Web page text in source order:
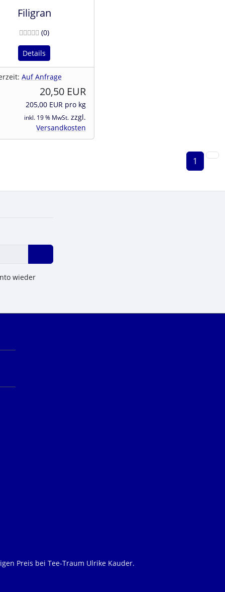
Filigran
(0Bewertungen
)
Details
Auf Anfrage
20,50 EUR
205,00 EUR pro kg
inkl. 19 % MwSt. zzgl.
Versandkosten
1
wieder
Preis bei Tee-Traum Ulrike Kauder.